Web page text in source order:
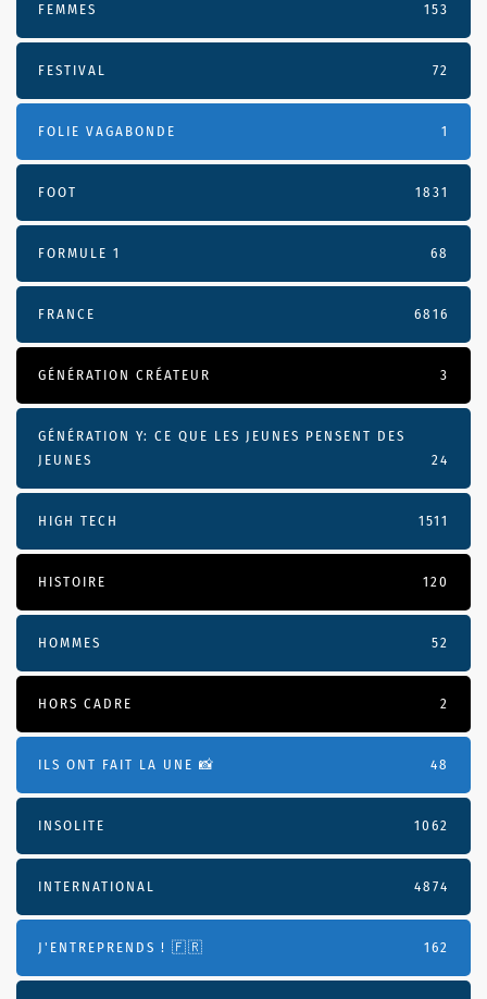
FEMMES 153
FESTIVAL 72
FOLIE VAGABONDE 1
FOOT 1831
FORMULE 1 68
FRANCE 6816
GÉNÉRATION CRÉATEUR 3
GÉNÉRATION Y: CE QUE LES JEUNES PENSENT DES
JEUNES
24
HIGH TECH 1511
HISTOIRE 120
HOMMES 52
HORS CADRE 2
ILS ONT FAIT LA UNE 📸 48
INSOLITE 1062
INTERNATIONAL 4874
J'ENTREPRENDS ! 🇫🇷 162